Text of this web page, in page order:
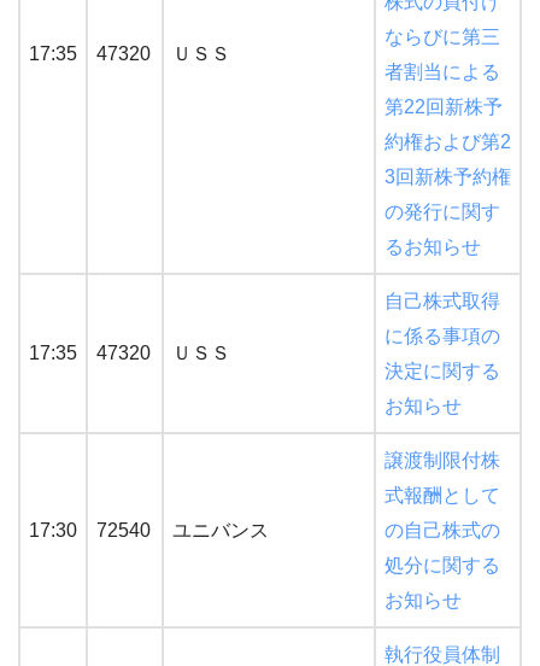
17:35 47320 ＵＳＳ
ならびに第三
者割当による
第22回新株予
約権および第2
3回新株予約権
の発行に関す
るお知らせ
17:35 47320 ＵＳＳ
自己株式取得
に係る事項の
決定に関する
お知らせ
17:30 72540 ユニバンス
譲渡制限付株
式報酬として
の自己株式の
処分に関する
お知らせ
執行役員体制